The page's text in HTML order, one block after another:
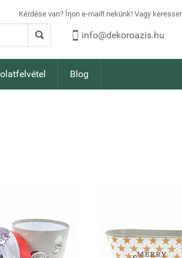
  info@dekoroazis.hu
Kérdése van? Írjon e-mailt nekünk! Vagy
Blog